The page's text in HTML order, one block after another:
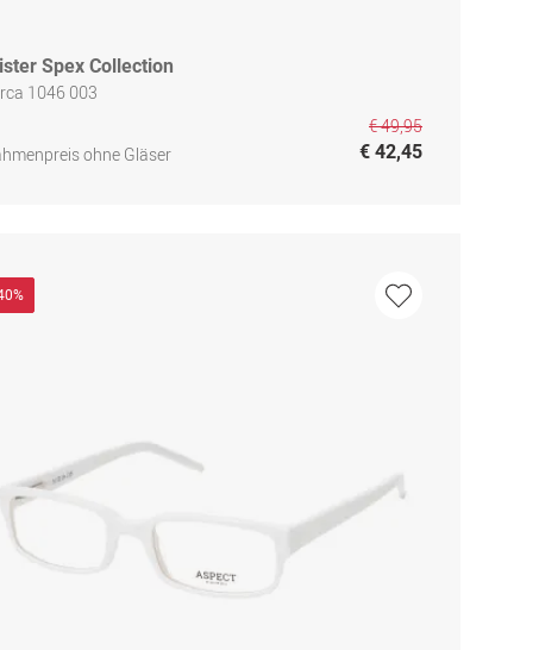
Spex Collection
1046 003
ohne Gläser
€ 49,95
€ 42,45